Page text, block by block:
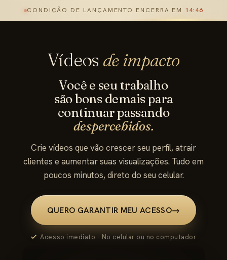
CONDIÇÃO DE LANÇAMENTO ENCERRA EM 14:45
Vídeos de impacto
Você e seu trabalho
são bons demais para
continuar passando
despercebidos.
Crie vídeos que vão crescer seu perfil, atrair
clientes e aumentar suas visualizações. Tudo em
poucos minutos, direto do seu celular.
QUERO GARANTIR MEU ACESSO→
Acesso imediato · No celular ou no computador